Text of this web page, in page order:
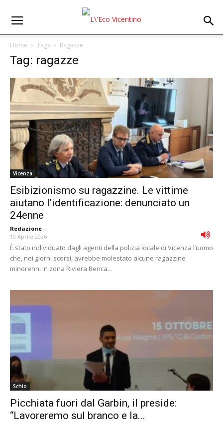
Home Tags Ragazze
Tag: ragazze
Vicenza
Esibizionismo su ragazzine. Le vittime
aiutano l’identificazione: denunciato un
24enne
Redazione -
10 Aprile 2026
È stato individuato dagli agenti della polizia locale di Vicenza l’uomo
che, nei giorni scorsi, avrebbe molestato alcune ragazzine
minorenni in zona Riviera Berica...
Schio
Picchiata fuori dal Garbin, il preside:
“Lavoreremo sul branco e la...